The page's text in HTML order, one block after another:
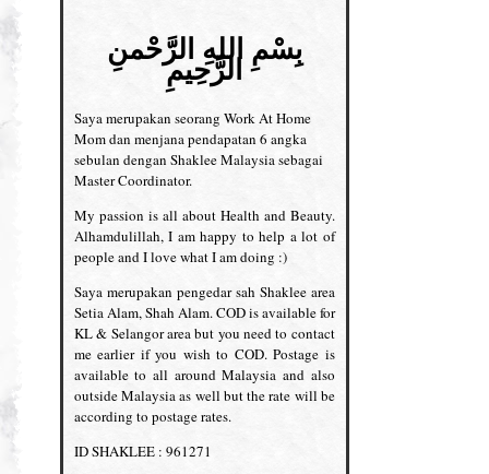
بِسْمِ اللهِ الرَّحْمنِ
الرَّحِيمِ
Saya merupakan seorang Work At Home
Mom dan menjana pendapatan 6 angka
sebulan dengan Shaklee Malaysia sebagai
Master Coordinator.
My passion is all about Health and Beauty.
Alhamdulillah, I am happy to help a lot of
people and I love what I am doing :)
Saya merupakan pengedar sah Shaklee area
Setia Alam, Shah Alam. COD is available for
KL & Selangor area but you need to contact
me earlier if you wish to COD. Postage is
available to all around Malaysia and also
outside Malaysia as well but the rate will be
according to postage rates.
ID SHAKLEE : 961271